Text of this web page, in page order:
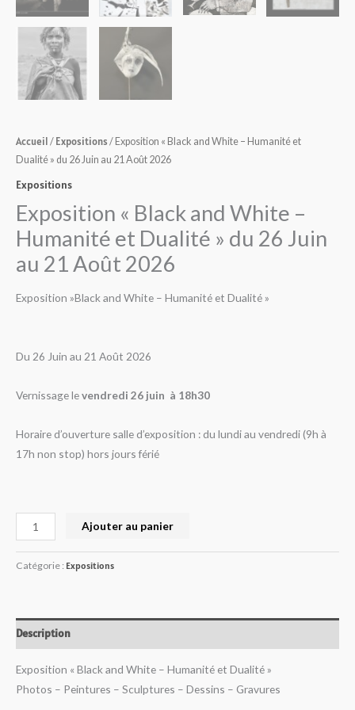
Accueil / Expositions / Exposition « Black and White – Humanité et
Dualité » du 26 Juin au 21 Août 2026
Expositions
Exposition « Black and White –
Humanité et Dualité » du 26 Juin
au 21 Août 2026
Exposition »Black and White – Humanité et Dualité »
Du 26 Juin au 21 Août 2026
Vernissage levendredi 26 juin à 18h30
Horaire d’ouverture salle d’exposition : du lundi au vendredi (9h à
17h non stop) hors jours férié
Ajouter au panier
Catégorie : Expositions
Description
Exposition « Black and White – Humanité et Dualité »
Photos – Peintures – Sculptures – Dessins – Gravures